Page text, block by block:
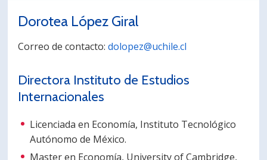
POSTGRADO
INVESTIGACIÓN
EXTENSIÓN
PUBLICACIONES
BIBLIOTECA
ENGLISH
Dorotea López Giral
Correo de contacto:dolopez@uchile.cl
Directora Instituto de Estudios
Internacionales
Licenciada en Economía, Instituto Tecnológico
Autónomo de México.
Master en Economía, University of Cambridge,